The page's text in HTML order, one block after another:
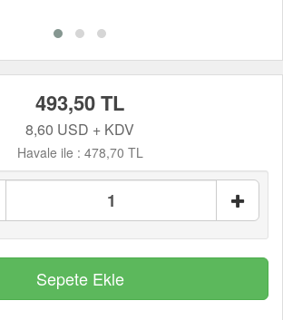
493,50 TL
8,60 USD + KDV
Havale ile : 478,70 TL